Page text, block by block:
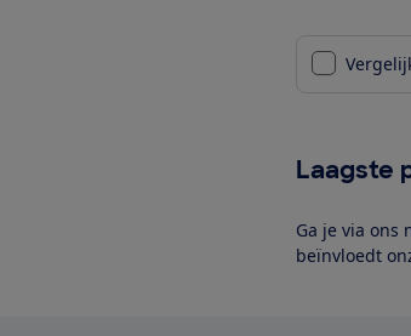
Laagste
Ga je via ons
beïnvloedt